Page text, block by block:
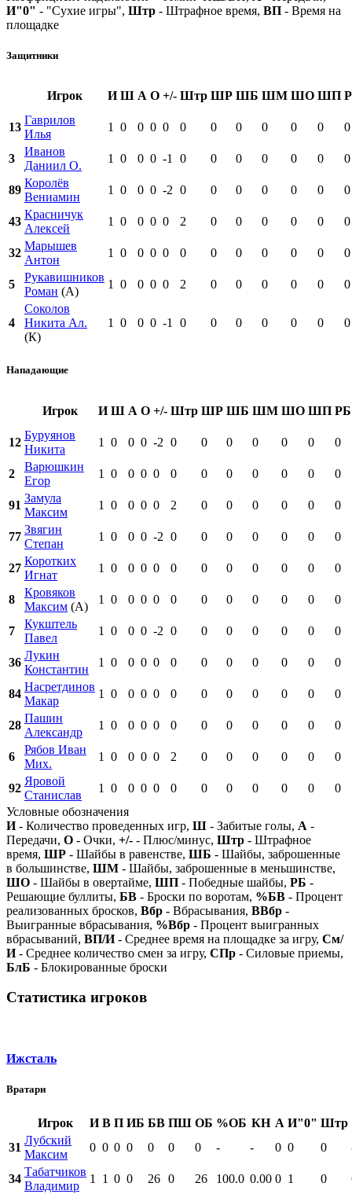
И"0" - "Сухие игры", Штр - Штрафное время, ВП - Время на
площадке
Защитники
Игрок И Ш А О +/- Штр ШР ШБ ШМ ШО ШП
13
Гаврилов
Илья
1 0 0 0 0 0 0 0 0 0 0 0
3
Иванов
Даниил О.
1 0 0 0 -1 0 0 0 0 0 0 0
89
Королёв
Вениамин
1 0 0 0 -2 0 0 0 0 0 0 0
43
Красничук
Алексей
1 0 0 0 0 2 0 0 0 0 0 0
32
Марышев
Антон
1 0 0 0 0 0 0 0 0 0 0 0
5
Рукавишников
Роман (А)
1 0 0 0 0 2 0 0 0 0 0 0
4
Соколов
Никита Ал.
(К)
1 0 0 0 -1 0 0 0 0 0 0 0
Нападающие
Игрок И Ш А О +/- Штр ШР ШБ ШМ ШО ШП РБ
12
Буруянов
Никита
1 0 0 0 -2 0 0 0 0 0 0 0
2
Варюшкин
Егор
1 0 0 0 0 0 0 0 0 0 0 0
91
Замула
Максим
1 0 0 0 0 2 0 0 0 0 0 0
77
Звягин
Степан
1 0 0 0 -2 0 0 0 0 0 0 0
27
Коротких
Игнат
1 0 0 0 0 0 0 0 0 0 0 0
8
Кровяков
Максим (А)
1 0 0 0 0 0 0 0 0 0 0 0
7
Кукштель
Павел
1 0 0 0 -2 0 0 0 0 0 0 0
36
Лукин
Константин
1 0 0 0 0 0 0 0 0 0 0 0
84
Насретдинов
Макар
1 0 0 0 0 0 0 0 0 0 0 0
28
Пашин
Александр
1 0 0 0 0 0 0 0 0 0 0 0
6
Рябов Иван
Мих.
1 0 0 0 0 2 0 0 0 0 0 0
92
Яровой
Станислав
1 0 0 0 0 0 0 0 0 0 0
0
Условные обозначения
И- Количество проведенных игр, Ш - Забитые голы, А -
Передачи, О - Очки, +/- - Плюс/минус, Штр - Штрафное
время, ШР - Шайбы в равенстве, ШБ - Шайбы, заброшенные
в большинстве, ШМ - Шайбы, заброшенные в меньшинстве,
ШО - Шайбы в овертайме, ШП - Победные шайбы, РБ -
Решающие буллиты, БВ - Броски по воротам, %БВ - Процент
реализованных бросков, Вбр - Вбрасывания, ВВбр -
Выигранные вбрасывания, %Вбр - Процент выигранных
вбрасываний, ВП/И- Среднее время на площадке за игру, См/
И- Среднее количество смен за игру, СПр - Силовые приемы,
БлБ - Блокированные броски
Статистика игроков
Ижсталь
Вратари
Игрок И В П ИБ БВ ПШ ОБ %ОБ КН А И"0" Штр
31
Лубский
Максим
0 0 0 0 0 0 0 - - 0 0 0
34
Табатчиков
Владимир
1 1 0 0 26 0 26 100.0 0.00 0 1 0